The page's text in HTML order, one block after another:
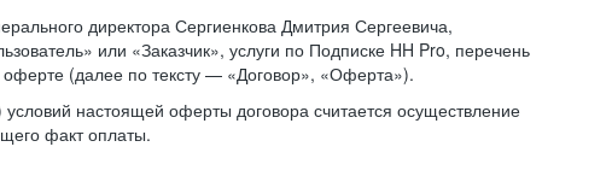
директора Сергиенкова Дмитрия Сергеевича,
или «Заказчик», услуги по Подписке HH Pro, перечень
(далее по тексту — «Договор», «Оферта»).
настоящей оферты договора считается осуществление
факт оплаты.